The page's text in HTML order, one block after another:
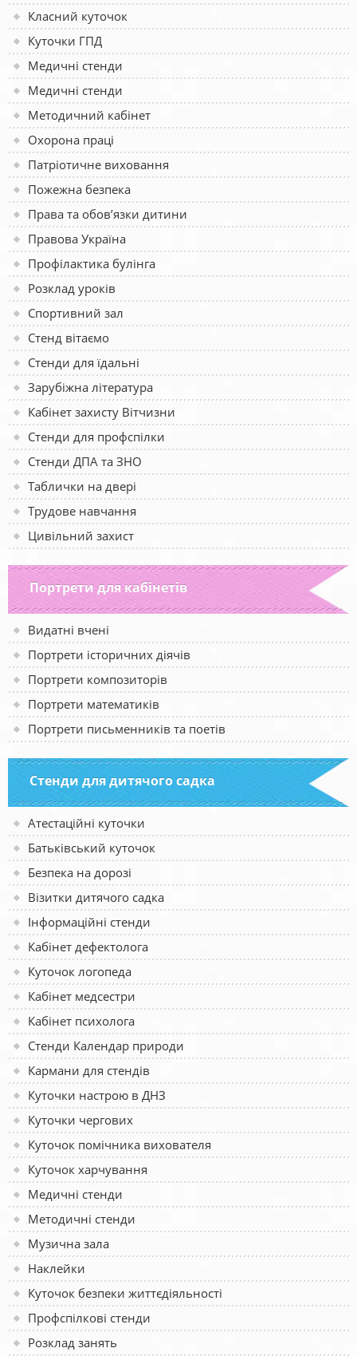
Класний куточок
Куточки ГПД
Медичні стенди
Медичні стенди
Методичний кабінет
Охорона праці
Патріотичне виховання
Пожежна безпека
Права та обов’язки дитини
Правова Україна
Профілактика булінга
Розклад уроків
Спортивний зал
Стенд вітаємо
Стенди для їдальні
Зарубіжна література
Кабінет захисту Вітчизни
Стенди для профспілки
Стенди ДПА та ЗНО
Таблички на двері
Трудове навчання
Цивільний захист
Портрети для кабінетів
Видатні вчені
Портрети історичних діячів
Портрети композиторів
Портрети математиків
Портрети письменників та поетів
Стенди для дитячого садка
Атестаційні куточки
Батьківський куточок
Безпека на дорозі
Візитки дитячого садка
Інформаційні стенди
Кабінет дефектолога
Куточок логопеда
Кабінет медсестри
Кабінет психолога
Стенди Календар природи
Кармани для стендів
Куточки настрою в ДНЗ
Куточки чергових
Куточок помічника вихователя
Куточок харчування
Медичні стенди
Методичні стенди
Музична зала
Наклейки
Куточок безпеки життєдіяльності
Профспілкові стенди
Розклад занять